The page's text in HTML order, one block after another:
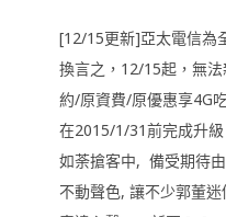
[12/15更新]亞太電信為
換言之，12/15起，無
約/原資費/原優惠享4G
在2015/1/31前完成升
如荼搶客中, 備受期待
不動聲色, 讓不少郭董